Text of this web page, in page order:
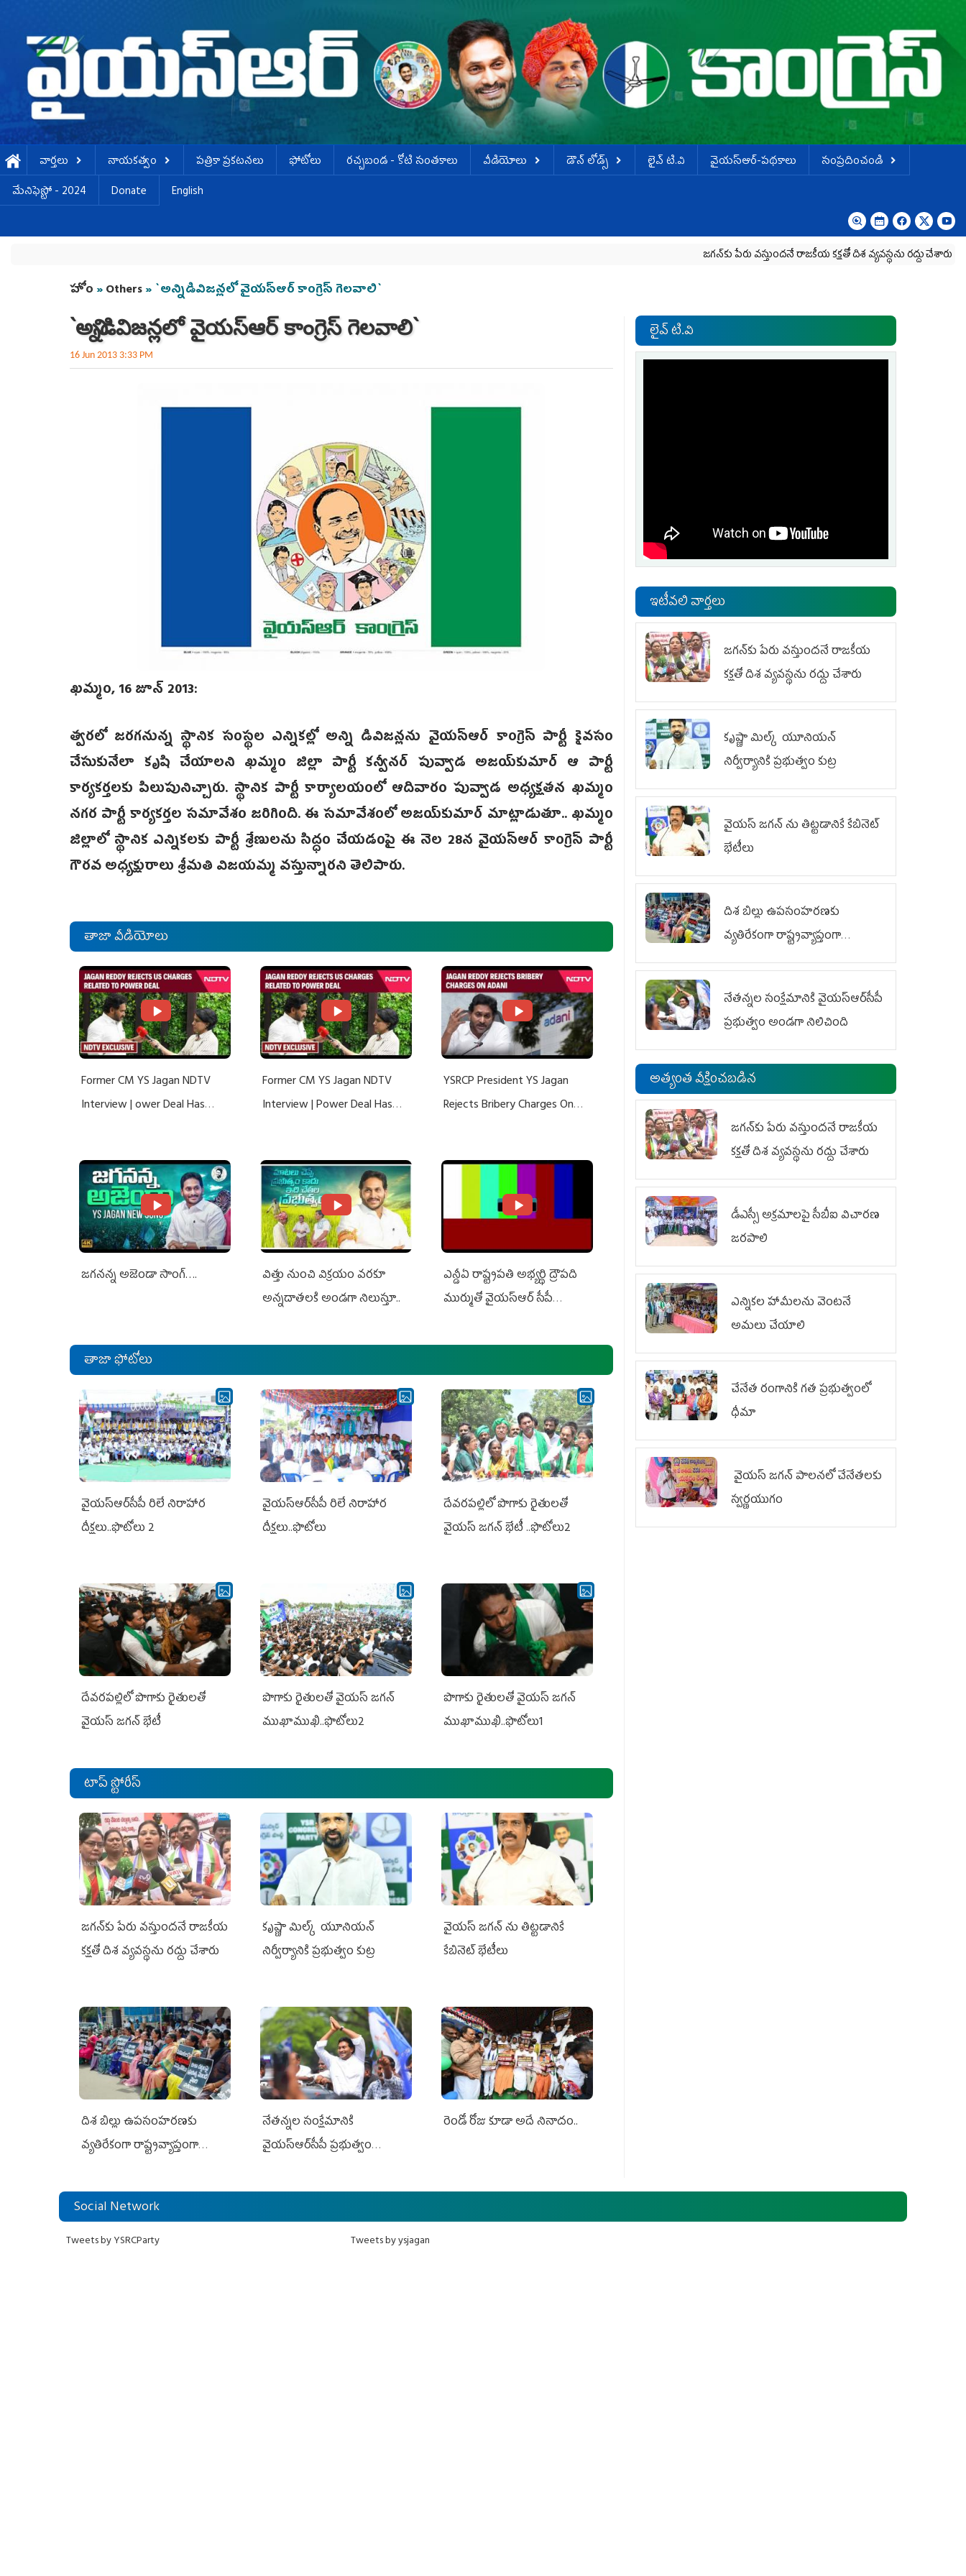
వార్తలు నాయకత్వం పత్రికా ప్రకటనలు ఫోటోలు ర‌చ్చ‌బండ‌ - కోటి సంత‌కాలు వీడియోలు డౌన్ లోడ్స్ లైవ్ టి.వి వైయస్ఆర్-పథకాలు
సంప్రదించండి
మేనిఫెస్టో - 2024
Donate English
జగన్‌కు పేరు వస్తుందనే రాజకీయ కక్షతో దిశ వ్య‌వ‌స్థ‌ను రద్దు చేశారు కృష్ణా
You are here
హోం »Others» `అన్నిడివిజన్లలో వైయస్‌ఆర్ కాంగ్రెస్ ‌గెలవాలి`
`అన్నిడివిజన్లలో వైయస్‌ఆర్ కాంగ్రెస్ ‌గెలవాలి`
16 Jun 2013 3:33 PM
ఖమ్మం, 16 జూన్‌ 2013:
త్వరలో జరగనున్న స్థానిక సంస్థల ఎన్నికల్లో అన్ని డివిజన్లను వైయస్‌ఆర్‌ కాంగ్రెస్‌ పార్టీ కైవసం
చేసుకునేలా కృషి చేయాలని ఖ‌మ్మం జిల్లా పార్టీ క‌న్వీన‌ర్ పువ్వాడ అజ‌య్‌కుమార్ ఆ పార్టీ
కార్యకర్తలకు పిలుపునిచ్చారు. స్థానిక పార్టీ కార్యాలయంలో ఆదివారం పువ్వాడ అధ్యక్షతన ఖమ్మం
నగర పార్టీ కార్యకర్తల సమావేశం జ‌రిగింది. ఈ స‌మావేశంలో అజయ్‌కుమార్ మాట్లాడుతూ‌.. ఖ‌మ్మం
జిల్లాలో స్థానిక ఎన్నిక‌ల‌కు పార్టీ శ్రేణులను సిద్ధం చేయడంపై ఈ నెల 28న వైయస్‌ఆర్‌ కాంగ్రెస్ పార్టీ
గౌరవ అధ్యక్షురాలు‌ శ్రీమతి విజయమ్మ వస్తున్నారని తెలిపారు.
తాజా వీడియోలు
Former CM YS Jagan NDTV
Interview | ower Deal Has
Former CM YS Jagan NDTV
Interview | Power Deal Has
YSRCP President YS Jagan
Rejects Bribery Charges On
జగనన్న అజెండా సాంగ్….
విత్తు నుంచి విక్రయం వరకూ
అన్నదాతలకి అండగా నిలుస్తూ..
ఎన్డీఏ రాష్ట్ర‌ప‌తి అభ్య‌ర్థి ద్రౌప‌ది
ముర్ముతో వైయ‌స్ఆర్ సీపీ
ఎమ్మెల్యేలు, ఎంపీల స‌మావేశం
తాజా ఫోటోలు
వైయ‌స్ఆర్‌సీపీ రిలే నిరాహార
దీక్షలు..ఫొటోలు 2
వైయ‌స్ఆర్‌సీపీ రిలే నిరాహార
దీక్షలు..ఫొటోలు
దేవరపల్లిలో పొగాకు రైతులతో
వైయస్ జగన్ భేటీ ..ఫొటోలు2
దేవరపల్లిలో పొగాకు రైతులతో
వైయస్ జగన్ భేటీ
పొగాకు రైతుల‌తో వైయ‌స్ జ‌గ‌న్
ముఖాముఖి..ఫొటోలు2
పొగాకు రైతుల‌తో వైయ‌స్ జ‌గ‌న్
ముఖాముఖి..ఫొటోలు1
టాప్ స్టోరీస్
జగన్‌కు పేరు వస్తుందనే రాజకీయ
కక్షతో దిశ వ్య‌వ‌స్థ‌ను రద్దు చేశారు
కృష్ణా మిల్క్‌ యూనియన్‌
నిర్వీర్యానికి ప్రభుత్వం కుట్ర
వైయ‌స్ జగన్‌ ను తిట్టడానికే
కేబినెట్‌ భేటీలు
దిశ బిల్లు ఉపసంహరణకు
వ్యతిరేకంగా రాష్ట్రవ్యాప్తంగా
ఆందోళనలు
నేతన్నల సంక్షేమానికి
వైయ‌స్ఆర్‌సీపీ ప్రభుత్వం
రెండో రోజు కూడా అదే నినాదం..
లైవ్ టి.వి
ఇటీవలి వార్తలు
జగన్‌కు పేరు వస్తుందనే రాజకీయ
కక్షతో దిశ వ్య‌వ‌స్థ‌ను రద్దు చేశారు
కృష్ణా మిల్క్‌ యూనియన్‌
నిర్వీర్యానికి ప్రభుత్వం కుట్ర
వైయ‌స్ జగన్‌ ను తిట్టడానికే కేబినెట్‌
భేటీలు
దిశ బిల్లు ఉపసంహరణకు
వ్యతిరేకంగా రాష్ట్రవ్యాప్తంగా
వైయ‌స్ఆర్‌సీపీ మహిళా విభాగం
నేతన్నల సంక్షేమానికి వైయ‌స్ఆర్‌సీపీ
ప్రభుత్వం అండగా నిలిచింది
అత్యంత వీక్షించబడిన
జగన్‌కు పేరు వస్తుందనే రాజకీయ
కక్షతో దిశ వ్య‌వ‌స్థ‌ను రద్దు చేశారు
డీఎస్సీ అక్రమాలపై సీబీఐ విచారణ
జరపాలి
ఎన్నికల హామీలను వెంటనే
అమలు చేయాలి
చేనేత రంగానికి గత ప్రభుత్వంలో
ధీమా
వైయ‌స్ జగన్ పాలనలో చేనేతలకు
స్వర్ణయుగం
Social Network
Tweets by YSRCParty Tweets by ysjagan